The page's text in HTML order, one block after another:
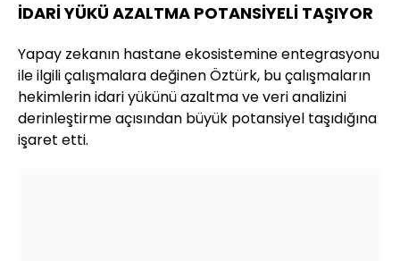
İDARİ YÜKÜ AZALTMA POTANSİYELİ TAŞIYOR
Yapay zekanın hastane ekosistemine entegrasyonu
ile ilgili çalışmalara değinen Öztürk, bu çalışmaların
hekimlerin idari yükünü azaltma ve veri analizini
derinleştirme açısından büyük potansiyel taşıdığına
işaret etti.